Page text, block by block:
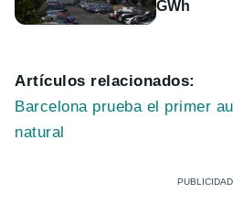
GWh
Artículos relacionados:
Barcelona prueba el primer
natural